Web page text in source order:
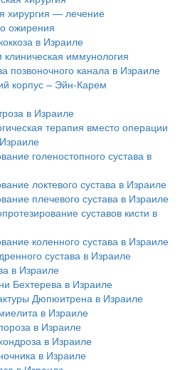
хирургия — лечение
ожирения
в Израиле
клиническая иммунология
позвоночного канала в Израиле
корпус – Эйн-Карем
в Израиле
терапия вместо операции
голеностопного сустава в
локтевого сустава в Израиле
плечевого сустава в Израиле
суставов кисти в
коленного сустава в Израиле
сустава в Израиле
в Израиле
Бехтерева в Израиле
Дюпюитрена в Израиле
в Израиле
в Израиле
в Израиле
в Израиле